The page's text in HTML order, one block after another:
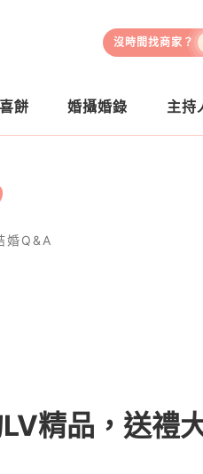
沒時間找商家？
喜餅 婚攝婚錄 主持
婚Q&A
精品，送禮